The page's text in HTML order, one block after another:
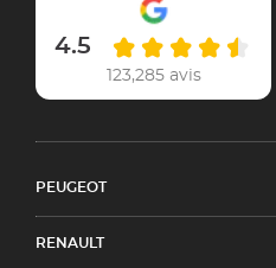
4.5
123,285 avis
PEUGEOT
RENAULT